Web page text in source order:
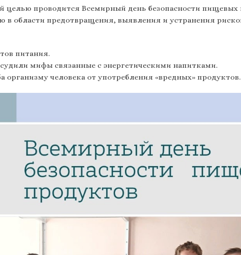
проводится Всемирный день безопасности пищевых
в области предотвращения, выявления и устранения
питания.
мифы связанные с энергетическими напитками.
человека от употребления «вредных» продуктов.